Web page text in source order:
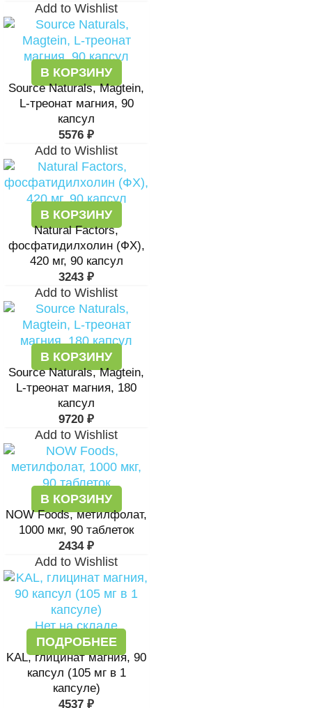
Add to Wishlist
В КОРЗИНУ
Source Naturals, Magtein,
L-треонат магния, 90
капсул
5576 ₽
Add to Wishlist
В КОРЗИНУ
Natural Factors,
фосфатидилхолин (ФХ),
420 мг, 90 капсул
3243 ₽
Add to Wishlist
В КОРЗИНУ
Source Naturals, Magtein,
L-треонат магния, 180
капсул
9720 ₽
Add to Wishlist
В КОРЗИНУ
NOW Foods, метилфолат,
1000 мкг, 90 таблеток
2434 ₽
Add to Wishlist
Нет на складе
ПОДРОБНЕЕ
KAL, глицинат магния, 90
капсул (105 мг в 1
капсуле)
4537 ₽